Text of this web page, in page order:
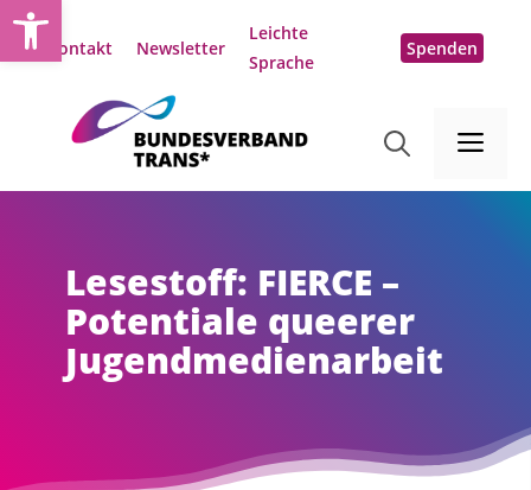
Zum
Inhalt
Kontakt Newsletter
Leichte
Sprache
Spenden
Lesestoff: FIERCE –
Potentiale queerer
Jugendmedienarbeit